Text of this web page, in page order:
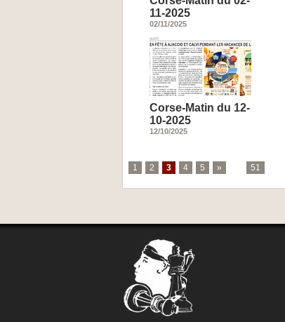
11-2025
02/11/2025
Corse-Matin du 12-
10-2025
12/10/2025
1 2 3 4 5 » 51